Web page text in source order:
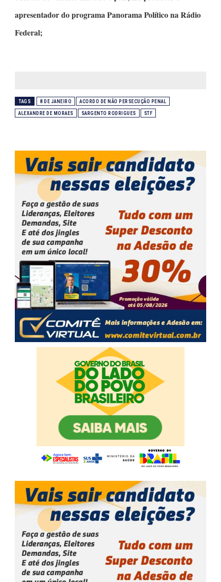
apresentador do programaPanorama Políticona Rádio
Federal;
TAGS 8 DE JANEIRO ACORDO DE NÃO PERSECUÇÃO PENAL
ALEXANDRE DE MORAES SARGENTO RODRIGUES STF